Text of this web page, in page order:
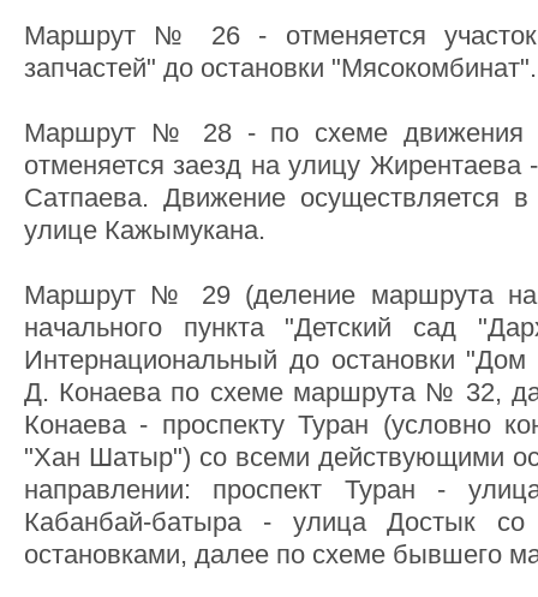
Маршрут № 26 - отменяется
запчастей" до остановки "Мясокомбинат".
Маршрут № 28 - по схеме движения
отменяется заезд на улицу Жирентаева
Сатпаева. Движение осуществляется
улице Кажымукана.
Маршрут № 29 (деление
начального пункта "Детский сад
Интернациональный до остановки "Дом
Д. Конаева по схеме маршрута № 32,
Конаева - проспекту Туран (условно
"Хан Шатыр") со всеми действующими
направлении: проспект Туран -
Кабанбай-батыра - улица Достык
остановками, далее по схеме бывшего